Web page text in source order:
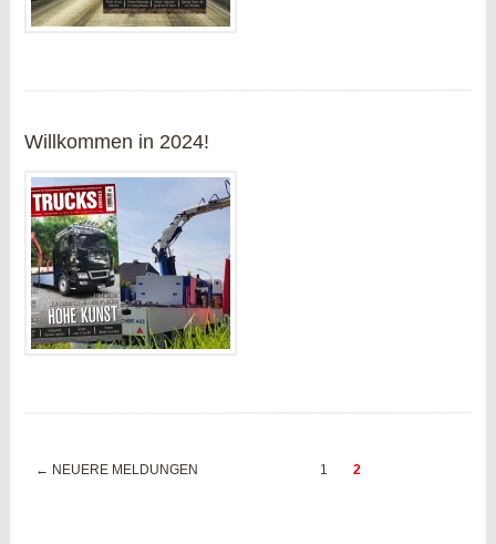
Willkommen in 2024!
← NEUERE MELDUNGEN 1 2